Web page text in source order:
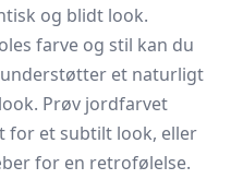
og blidt look.
farve og stil kan du
et naturligt
Prøv jordfarvet
for et subtilt look, eller
for en retrofølelse.